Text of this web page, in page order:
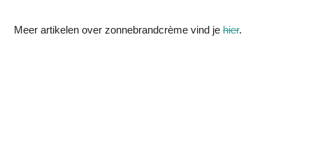
Meer artikelen over zonnebrandcrème vind je hier.